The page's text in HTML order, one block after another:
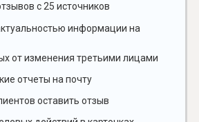
с 25 источников
информации на
от изменения третьими лицами
отчеты на почту
оставить отзыв